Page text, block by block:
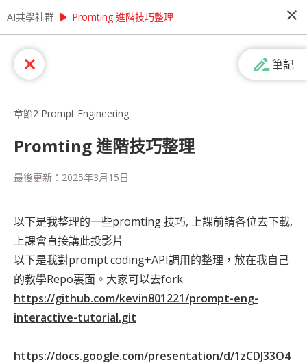
AI共學社群 play_arrow AI Agent 開發特訓營：短期實現智能自動化
AI Agent 開發特訓營：短期實現智能自
動化
升營運效率的關鍵技術。本次特訓營專注於 AI
Agent 開發，迅速帶您掌握從 LLM 到自動化
Agent 的完整技術，幫助企業打造真正能解決實際
問題的智能應用。我們將以開發智能業務助理為核
自動數據分析、多輪對話處理、任務規劃執行等企
等。 完課後，期許您將具備開發企業級 AI Agent
的實戰能力，能為企業打造真正智能化的數位勞動
力，創造顯著的商業價值。 搶先一步掌握 AI
Agent 技術，為企業開創智能化新紀元！ 數位轉型
浪潮下，AI 應用開發人才已成為企業最急需的關鍵
戰力。本次特訓營為期五天，專為期待快速跨入 AI
開發領域的技術人員打造，幫助您在最短時間內掌
握企業最迫切需要的 AI 開發技能。 課程採用理論
發。學員將在業界資深導師指導下，親手開發企業
people_alt
課程內容(50) 學習筆記 會員(36 ) 課程介紹
AI共學社群 play_arrow Promting 進階技巧整理 close
close drive_file_rename_outline筆記
章節2 Prompt Engineering
Promting 進階技巧整理
最後更新： 2025年3月15日
以下是我整理的一些promting 技巧, 上課前請各位去下載,
上課會直接講此投影片
以下是我對prompt coding+API調用的整理，放在我自己
的教學Repo裏面。大家可以去fork
https://github.com/kevin801221/prompt-eng-
interactive-tutorial.git
https://docs.google.com/presentation/d/1zCDJ33O4